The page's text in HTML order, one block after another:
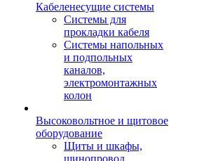
Кабеленесущие системы
Системы для
прокладки кабеля
Системы напольных
и подпольных
каналов,
электромонтажных
колон
Высоковольтное и щитовое
оборудование
Щиты и шкафы,
шинопровод